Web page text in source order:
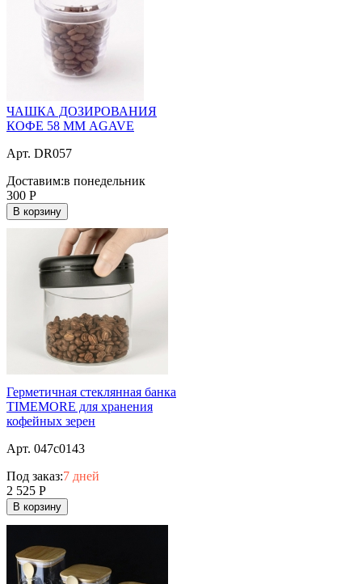
ЧАШКА ДОЗИРОВАНИЯ
КОФЕ 58 ММ AGAVE
Арт. DR057
Доставим:в понедельник
300 Р
В корзину
Герметичная стеклянная банка
TIMEMORE для хранения
кофейных зерен
Арт. 047c0143
Под заказ:7 дней
2 525 Р
В корзину